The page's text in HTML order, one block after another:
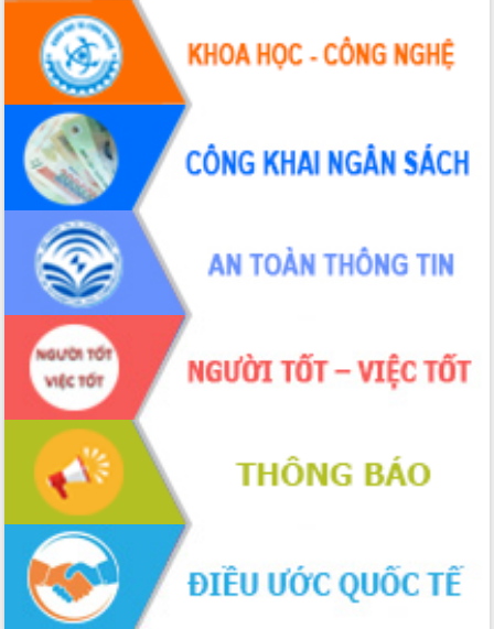
Trình diễn nghệ thuật chế biến các
món ăn từ sầu riêng
Đắk Lắk công bố Quy hoạch và xúc
tiến đầu tư tỉnh
Ngành cá ngừ Đắk Lắk chủ động thích
ứng để giữ vững thị trường xuất khẩu
Diễn đàn Kinh tế tư nhân Việt Nam đột
phá cơ chế - Hợp tác công tư
Đề án 06 tạo bước ngoặt đột phá trong
cải cách hành chính tỉnh Đắk Lắk
Kết nối tour, đẩy mạnh chuyển đổi số
để phát triển du lịch Đắk Lắk
Khởi động Dự án Đầu tư xây dựng hạ
tầng kỹ thuật Cụm công nghiệp Tân
Tiến
Gặp mặt các cơ quan báo chí nhân Kỷ
niệm 101 năm Ngày Báo chí Cách
mạng Việt Nam
Đắk Lắk sơ kết 4 năm triển khai thực
hiện Đề án 06 của Chính phủ
Họp báo thông tin về Hội nghị Công bố
Quy hoạch và Xúc tiến đầu tư tỉnh Đắk
Lắk
Khơi thông điểm nghẽn, đẩy nhanh
giải ngân vốn khắc phục thiên tai